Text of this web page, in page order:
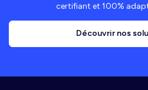
certifiant et 100%
Découvrir nos